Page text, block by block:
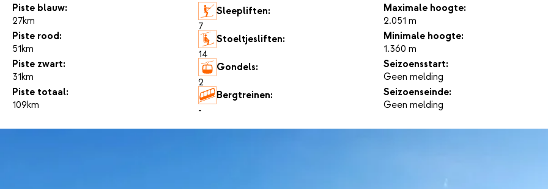
Piste blauw:
27km
Piste rood:
51km
Piste zwart:
31km
Piste totaal:
109km
Sleepliften:
7
Stoeltjesliften:
14
Gondels:
2
Bergtreinen:
-
Maximale hoogte:
2.051 m
Minimale hoogte:
1.360 m
Seizoensstart:
Geen melding
Seizoenseinde:
Geen melding